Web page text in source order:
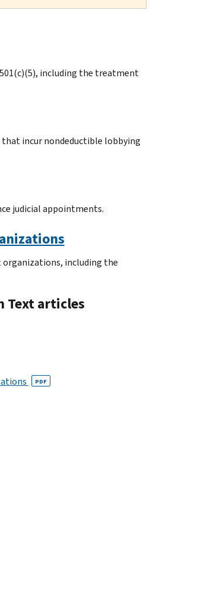
including the treatment
incur nondeductible lobbying
judicial appointments.
including the
Text articles
PDF